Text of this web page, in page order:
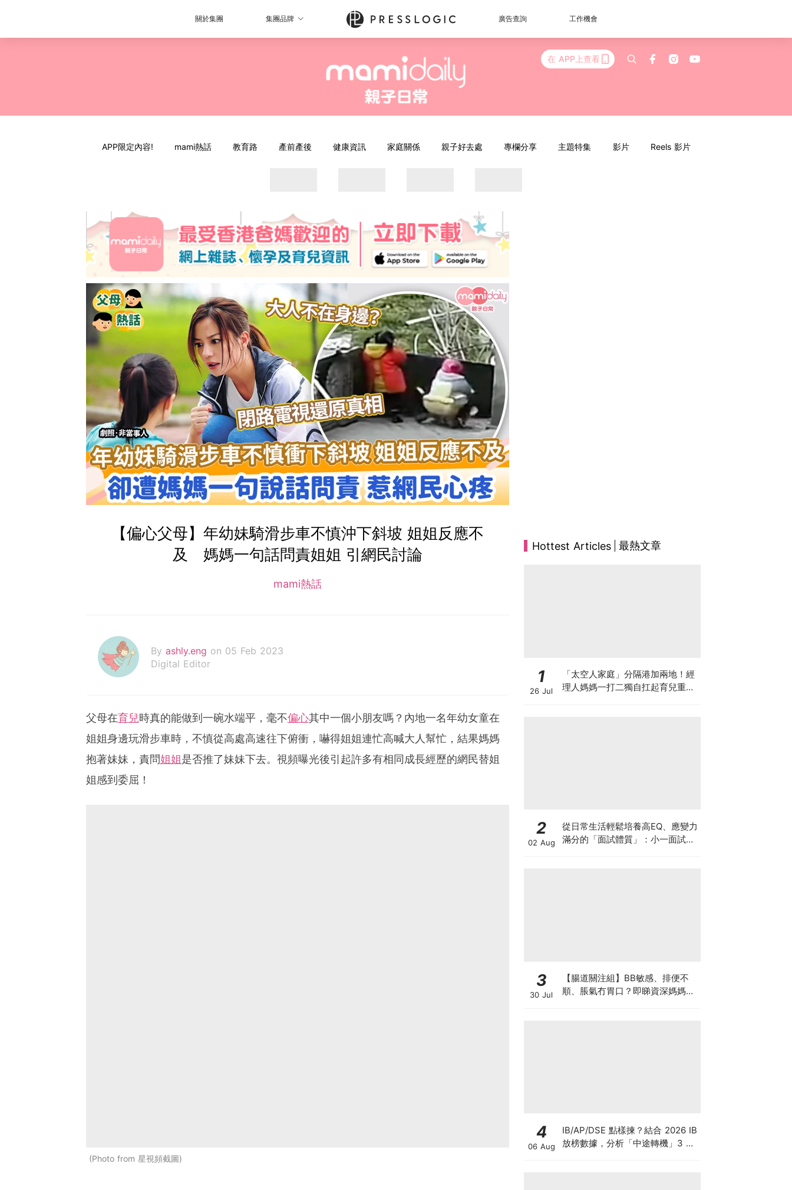
關於集團 集團品牌 廣告查詢 工作機會
在 APP上查看
APP限定內容! mami熱話 教育路 產前產後 健康資訊 家庭關係 親子好去處 專欄分享 主題特集 影片 Reels 影片
【偏心父母】年幼妹騎滑步車不慎沖下斜坡 姐姐反應不
及 媽媽一句話問責姐姐 引網民討論
mami熱話
By ashly.eng on 05 Feb 2023
Digital Editor
父母在育兒時真的能做到一碗水端平，毫不偏心其中一個小朋友嗎？內地一名年幼女童在
姐姐身邊玩滑步車時，不慎從高處高速往下俯衝，嚇得姐姐連忙高喊大人幫忙，結果媽媽
抱著妹妹，責問姐姐是否推了妹妹下去。視頻曝光後引起許多有相同成長經歷的網民替姐
姐感到委屈！
Photo from 星視頻截圖
Hottest Articles 最熱文章
1
26 Jul
「太空人家庭」分隔港加兩地！經
理人媽媽一打二獨自扛起育兒重
2
02 Aug
從日常生活輕鬆培養高EQ、應變力
滿分的「面試體質」：小一面試最
3
30 Jul
【腸道關注組】BB敏感、排便不
順、脹氣冇胃口？即睇資深媽媽分
4
06 Aug
IB/AP/DSE 點樣揀？結合 2026 IB
放榜數據，分析「中途轉機」3 大